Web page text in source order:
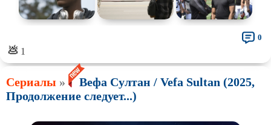
💩 1
0
Сериалы »
Вефа Султан / Vefa Sultan (2025,
Продолжение следует...)